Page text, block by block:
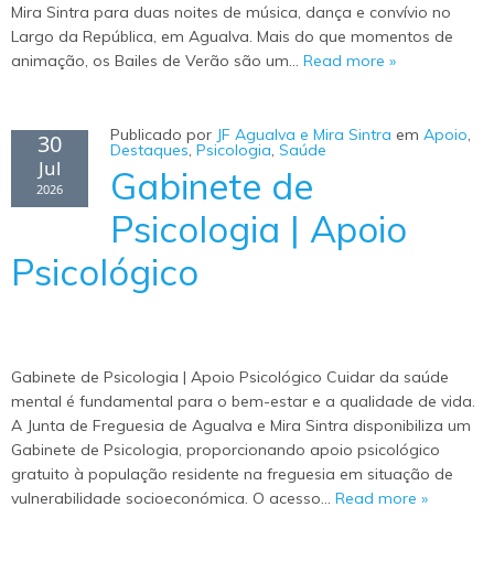
Mira Sintra para duas noites de música, dança e convívio no
Largo da República, em Agualva. Mais do que momentos de
animação, os Bailes de Verão são um… Read more »
30
Jul
2026
Publicado por JF Agualva e Mira Sintra em Apoio
Destaques Psicologia Saúde
Gabinete de
Psicologia | Apoio
Psicológico
Gabinete de Psicologia | Apoio Psicológico Cuidar da saúde
mental é fundamental para o bem-estar e a qualidade de vida.
A Junta de Freguesia de Agualva e Mira Sintra disponibiliza um
Gabinete de Psicologia, proporcionando apoio psicológico
gratuito à população residente na freguesia em situação de
vulnerabilidade socioeconómica. O acesso… Read more »